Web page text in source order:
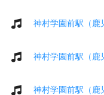
神村学園前駅（鹿
神村学園前駅（鹿
神村学園前駅（鹿